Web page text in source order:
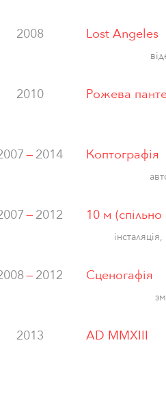
2008 Lost Angeles
2010 Рожева
—2014 Коптографія
—2012 10 м
—2012 Сценогафія
2013 AD MMXIII